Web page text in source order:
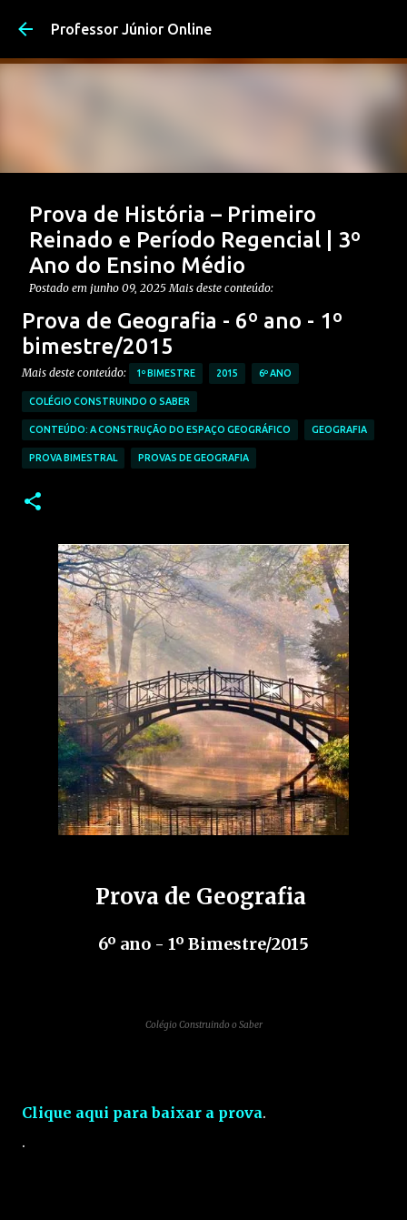
Professor Júnior Online
Postagem em destaque
Prova de História – Primeiro
Reinado e Período Regencial | 3º
Ano do Ensino Médio
Postado em junho 09, 2025Mais deste conteúdo:
CONTEÚDO: PRIMEIRO REINADO
PROVAS DE HISTÓRIA MÉDIO
0
Prova de Geografia - 6º ano - 1º
bimestre/2015
Mais deste conteúdo: 1º BIMESTRE 2015 6º ANO
COLÉGIO CONSTRUINDO O SABER
CONTEÚDO: A CONSTRUÇÃO DO ESPAÇO GEOGRÁFICO GEOGRAFIA
PROVA BIMESTRAL PROVAS DE GEOGRAFIA
Prova de Geografia
6º ano - 1º Bimestre/2015
Colégio Construindo o Saber
Clique aqui para baixar a prova.
.